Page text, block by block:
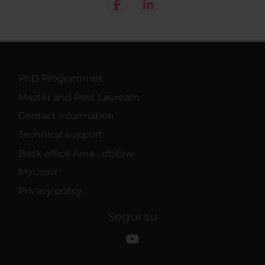
PhD Programmes
Master and Post Lauream
Contact information
Technical support
Back office Area - dbErw
MyUnivr
Privacy policy
Segui su